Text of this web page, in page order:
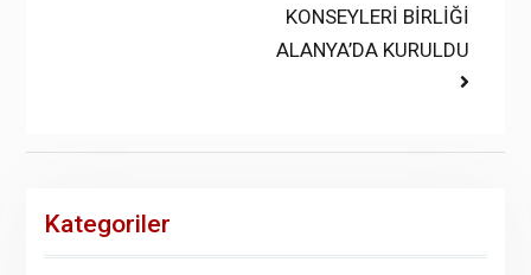
post:
KONSEYLERİ BİRLİĞİ
ALANYA’DA KURULDU
Kategoriler